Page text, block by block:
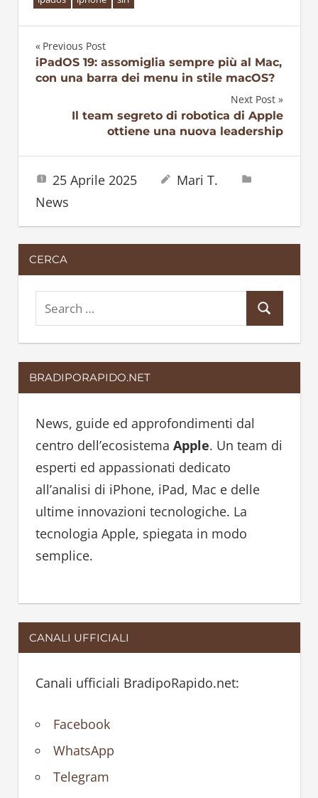
Navigazione
Previous Post
iPadOS 19: assomiglia sempre più al Mac,
con una barra dei menu in stile macOS?
Next Post
Il team segreto di robotica di Apple
ottiene una nuova leadership
25 Aprile 2025
Mari T.
News
CERCA
e
a
r
c
f
o
r
:
e
a
BRADIPORAPIDO.NET
News, guide ed approfondimenti dal
centro dell’ecosistema Apple. Un team di
esperti ed appassionati dedicato
all’analisi di iPhone, iPad, Mac e delle
ultime innovazioni tecnologiche. La
tecnologia Apple, spiegata in modo
semplice.
CANALI UFFICIALI
Canali ufficiali BradipoRapido.net:
Facebook
WhatsApp
Telegram